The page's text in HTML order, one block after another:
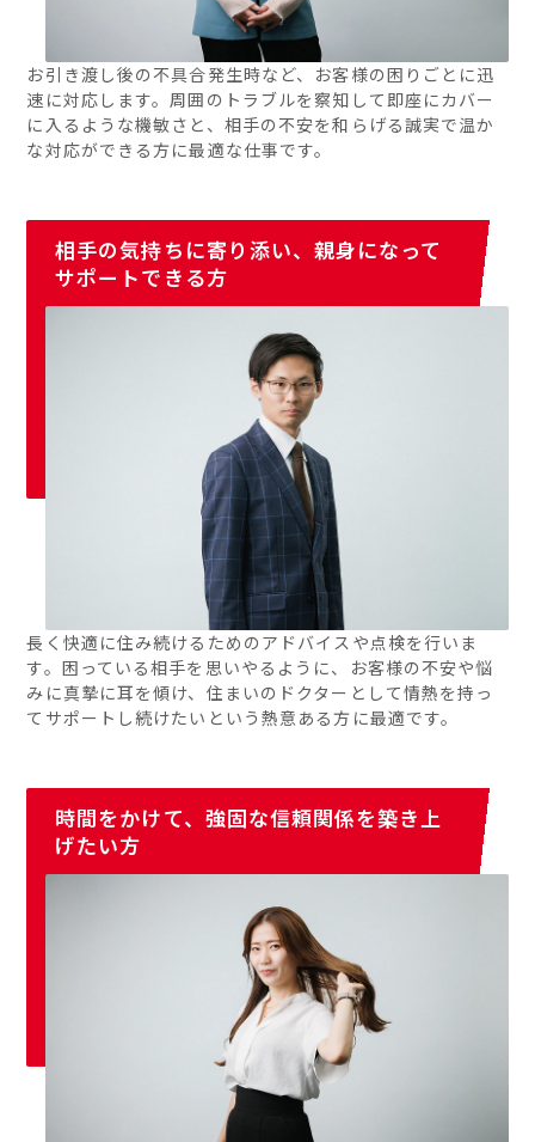
お引き渡し後の不具合発生時など、お客様の困りごとに迅
速に対応します。周囲のトラブルを察知して即座にカバー
に入るような機敏さと、相手の不安を和らげる誠実で温か
な対応ができる方に最適な仕事です。
相手の気持ちに寄り添い、親身になって
サポートできる方
長く快適に住み続けるためのアドバイスや点検を行いま
す。困っている相手を思いやるように、お客様の不安や悩
みに真摯に耳を傾け、住まいのドクターとして情熱を持っ
てサポートし続けたいという熱意ある方に最適です。
時間をかけて、強固な信頼関係を築き上
げたい方